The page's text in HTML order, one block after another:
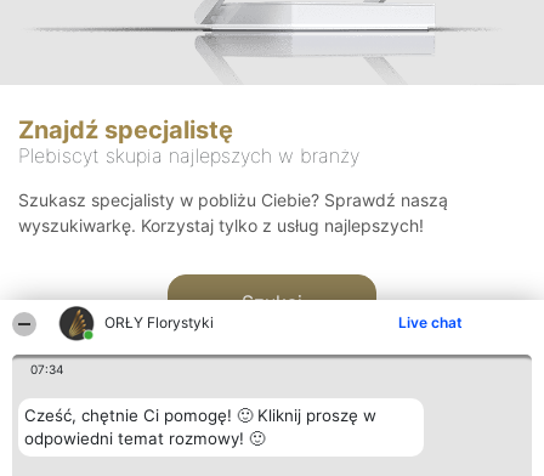
ORŁY Florystyki Live chat
07:34
Cześć, chętnie Ci pomogę! 🙂 Kliknij proszę w
odpowiedni temat rozmowy! 🙂
Znajdź specjalistę
Plebiscyt skupia najlepszych w branży
Szukasz specjalisty w pobliżu Ciebie? Sprawdź naszą
wyszukiwarkę. Korzystaj tylko z usług najlepszych!
Szukaj